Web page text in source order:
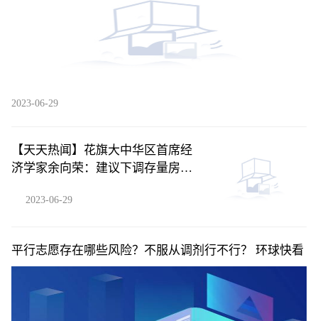
2023-06-29
【天天热闻】花旗大中华区首席经
济学家余向荣：建议下调存量房贷
2023-06-29
平行志愿存在哪些风险？不服从调剂行不行？ 环球快看